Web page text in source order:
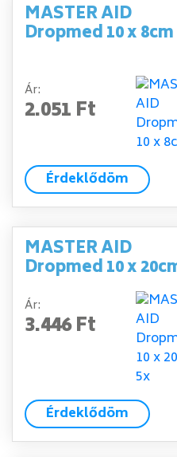
MASTER AID
Dropmed 10 x
Ár:
2.051 Ft
Érdeklődöm
MASTER AID
Dropmed 10 x
Ár:
3.446 Ft
Érdeklődöm